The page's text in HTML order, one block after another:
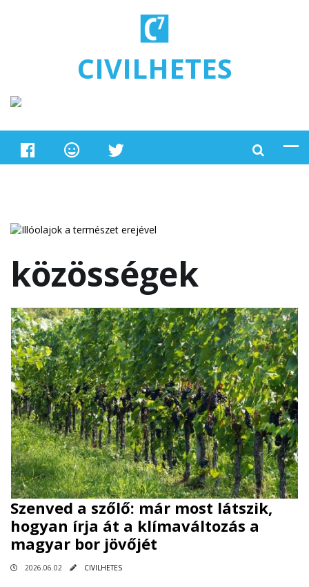
CIVILHETES
közösségek
Szenved a szőlő: már most látszik,
hogyan írja át a klímaváltozás a
magyar bor jövőjét
2026.06.02 CIVILHETES